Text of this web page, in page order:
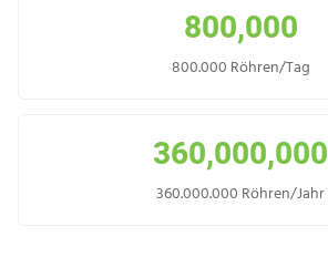
800,000
800.000 Röhren/Tag
360,000,000
360.000.000 Röhren/Jahr